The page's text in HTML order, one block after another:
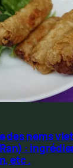
des nems
:
etc .